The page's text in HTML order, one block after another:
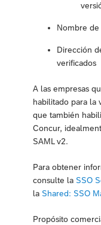
Nombre de
Dirección
verificados
A las empresas
habilitado para la
que también
Concur,
SAML v2.
Para obtener
consulte la SSO
la Shared: SSO
Propósito